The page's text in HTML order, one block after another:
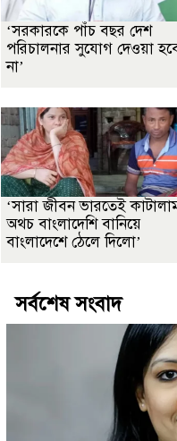
‘সরকারকে পাঁচ বছর দেশ
পরিচালনার সুযোগ দেওয়া
না’
‘সারা জীবন ভারতেই
অথচ বাংলাদেশি বানিয়ে
বাংলাদেশে ঠেলে দিলো’
সর্বশেষ সংবাদ